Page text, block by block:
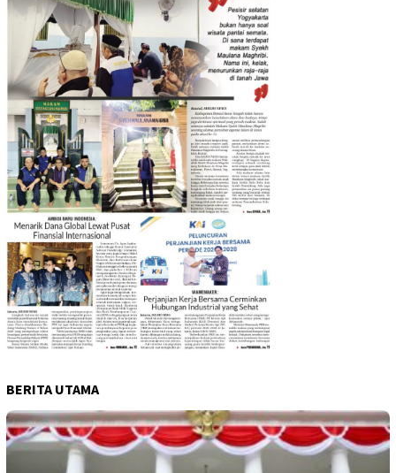
BERITA UTAMA